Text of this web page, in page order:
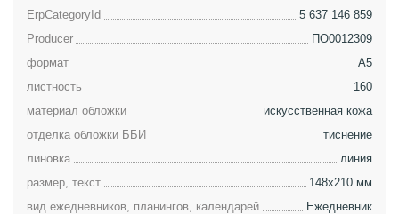
ErpCategoryId
5 637 146 859
Producer
ПО0012309
формат
А5
листность
160
материал обложки
искусственная кожа
отделка обложки ББИ
тиснение
линовка
линия
размер, текст
148х210 мм
вид ежедневников, планингов, календарей
Ежедневник